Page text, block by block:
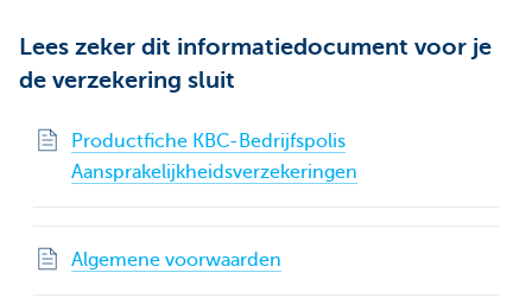
Lees zeker dit informatiedocument voor je
de verzekering sluit
Productfiche KBC-Bedrijfspolis
Aansprakelijkheidsverzekeringen
Algemene voorwaarden